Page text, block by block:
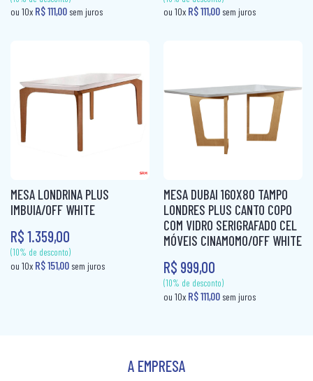
ou 10xR$ 171,00 sem juros ou 10x R$ 151,00
(10% de desconto)
MESA LONDRINA PLUS
IMBUIA/OFF WHITE
R$ 1.359,00
MESA DUBAI 160X80 TAMPO
LONDRES PLUS CANTO COPO
COM VIDRO SERIGRAFADO CEL
MÓVEIS CINAMOMO/OFF WHITE
R$ 999,00
A EMPRESA